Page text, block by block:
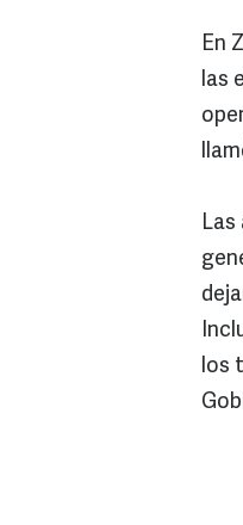
En
las
Las
los